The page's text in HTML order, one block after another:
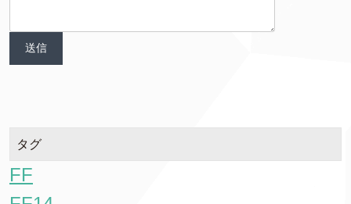
タグ
FF